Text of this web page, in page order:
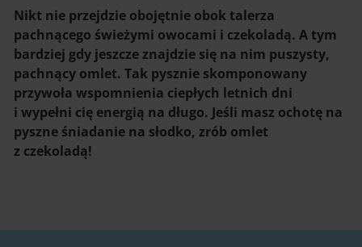
Nikt nie przejdzie obojętnie obok talerza
pachnącego świeżymi owocami i czekoladą. A tym
bardziej gdy jeszcze znajdzie się na nim puszysty,
pachnący omlet. Tak pysznie skomponowany
przywoła wspomnienia ciepłych letnich dni
i wypełni cię energią na długo. Jeśli masz ochotę na
pyszne śniadanie na słodko, zrób omlet
z czekoladą!